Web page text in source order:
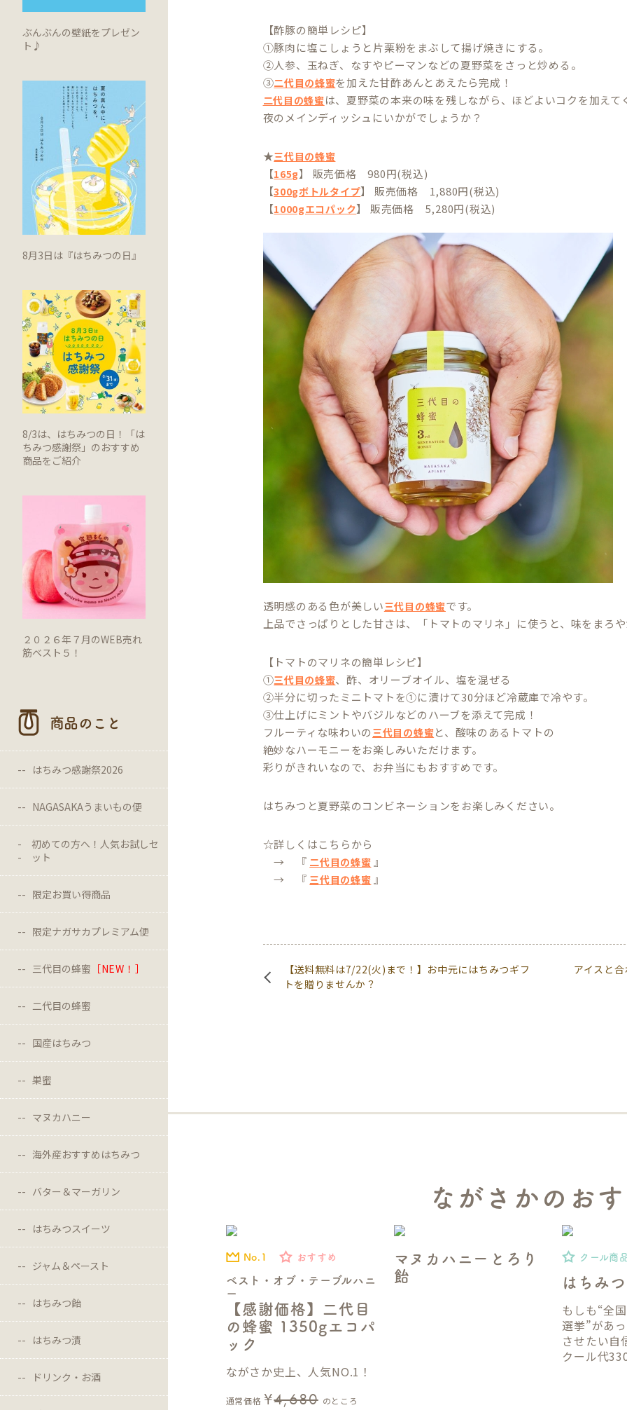
ぶんぶんの壁紙をプレゼン
ト♪
8月3日は『はちみつの日』
8/3は、はちみつの日！「は
ちみつ感謝祭」のおすすめ
商品をご紹介
２０２６年７月のWEB売れ
筋ベスト５！
商品のこと
はちみつ感謝祭2026
NAGASAKAうまいもの便
初めての方へ！人気お試しセ
ット
限定お買い得商品
限定ナガサカプレミアム便
三代目の蜂蜜 ［NEW！］
二代目の蜂蜜
国産はちみつ
巣蜜
マヌカハニー
海外産おすすめはちみつ
バター＆マーガリン
はちみつスイーツ
ジャム＆ペースト
はちみつ飴
はちみつ漬
ドリンク・お酒
【酢豚の簡単レシピ】
①豚肉に塩こしょうと片栗粉をまぶして揚げ焼きにする。
②人参、玉ねぎ、なすやピーマンなどの夏野菜をさっと炒める。
③二代目の蜂蜜を加えた甘酢あんとあえたら完成！
二代目の蜂蜜は、夏野菜の本来の味を残しながら、ほどよいコクを加えて
夜のメインディッシュにいかがでしょうか？
★三代目の蜂蜜
【165g】 販売価格 980円(税込)
【300gボトルタイプ】 販売価格 1,880円(税込)
【1000gエコパック】 販売価格 5,280円(税込)
透明感のある色が美しい三代目の蜂蜜です。
上品でさっぱりとした甘さは、「トマトのマリネ」に使うと、味をまろや
【トマトのマリネの簡単レシピ】
①三代目の蜂蜜、酢、オリーブオイル、塩を混ぜる
②半分に切ったミニトマトを①に漬けて30分ほど冷蔵庫で冷やす。
③仕上げにミントやバジルなどのハーブを添えて完成！
フルーティな味わいの 三代目の蜂蜜と、酸味のあるトマトの
絶妙なハーモニーをお楽しみいただけます。
彩りがきれいなので、お弁当にもおすすめです。
はちみつと夏野菜のコンビネーションをお楽しみください。
☆詳しくはこちらから
→ 『 二代目の蜂蜜 』
→ 『 三代目の蜂蜜 』
【送料無料は7/22(火)まで！】お中元にはちみつギフ
トを贈りませんか？
アイスと
ながさかのお
ベスト・オブ・テーブルハニ
ー
【感謝価格】二代目
の蜂蜜 1350gエコパ
ック
No.1 おすすめ
通常価格 ¥4,680 のところ
ながさか史上、人気NO.1！
マヌカハニーとろり
飴
はちみ
クール商
もしも“全
選挙”があ
させたい自
クール代